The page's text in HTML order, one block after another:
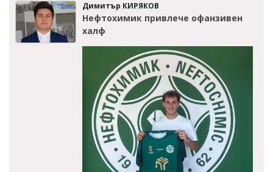
Димитър КИРЯКОВ
Нефтохимик привлече офанзивен
халф